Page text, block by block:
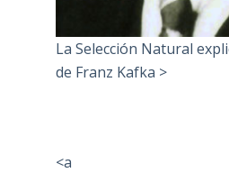
La Selección Natural
de Franz Kafka >
<a